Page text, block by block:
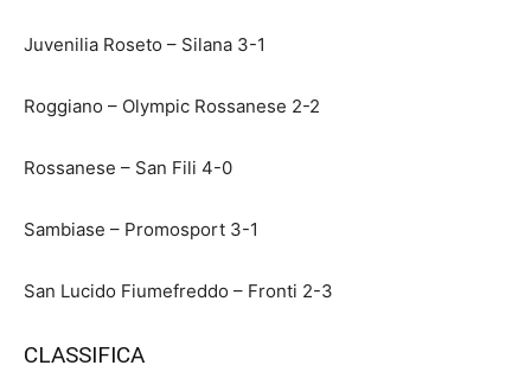
Juvenilia Roseto – Silana 3-1
Roggiano – Olympic Rossanese 2-2
Rossanese – San Fili 4-0
Sambiase – Promosport 3-1
San Lucido Fiumefreddo – Fronti 2-3
CLASSIFICA